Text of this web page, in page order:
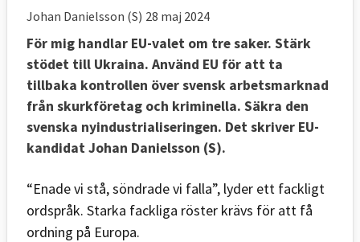
Johan Danielsson (S) 28 maj 2024
För mig handlar EU-valet om tre saker. Stärk
stödet till Ukraina. Använd EU för att ta
tillbaka kontrollen över svensk arbetsmarknad
från skurkföretag och kriminella. Säkra den
svenska nyindustrialiseringen. Det skriver EU-
kandidat Johan Danielsson (S).
“Enade vi stå, söndrade vi falla”, lyder ett fackligt
ordspråk. Starka fackliga röster krävs för att få
ordning på Europa.